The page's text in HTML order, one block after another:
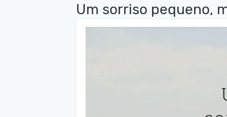
Um sorriso pequeno,